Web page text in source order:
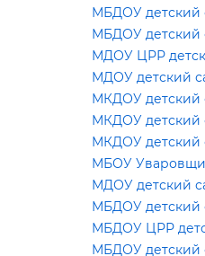
МБДОУ детский
МБДОУ детский
МДОУ ЦРР
МДОУ детский
МКДОУ детский
МКДОУ детский
МКДОУ детский
МБОУ
МДОУ детский
МБДОУ детский
МБДОУ ЦРР
МБДОУ детский